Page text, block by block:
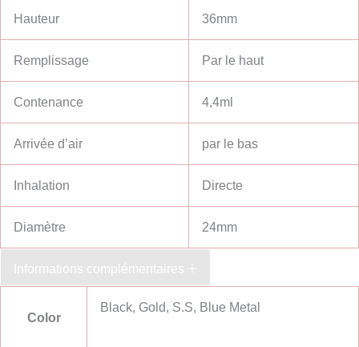
Hauteur 36mm
Remplissage Par le haut
Contenance 4,4ml
Arrivée d’air par le bas
Inhalation Directe
Diamètre 24mm
Informations complémentaires
Color
Black, Gold, S.S, Blue Metal